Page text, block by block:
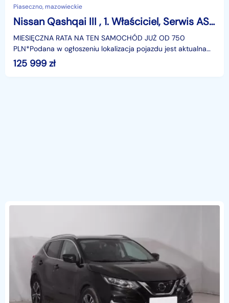
Piaseczno, mazowieckie
Nissan Qashqai III , 1. Właściciel, Serwis ASO, Automat, VAT 23%, Skóra, Navi,
MIESIĘCZNA RATA NA TEN SAMOCHÓD JUŻ OD 750
PLN*Podana w ogłoszeniu lokalizacja pojazdu jest aktualna
na dzień wystawienia ogłoszenia. Przed przyjazdem do
salonu
125 999 zł